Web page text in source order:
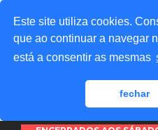
Este site utiliza cookies.
que ao continuar a navegar
está a consentir as mesmas
fechar